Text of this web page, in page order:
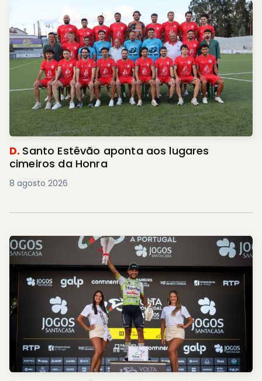
D. Santo Estêvão aponta aos lugares
cimeiros da Honra
8 agosto 2026